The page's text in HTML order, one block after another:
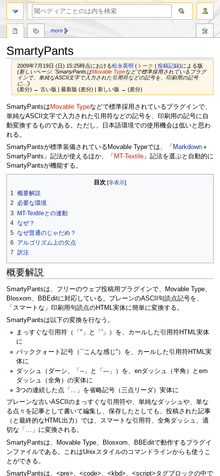
SmartyPants
2009年7月19日 (日) 15:25時点における松永英明 ( トーク | 投稿記録)による版
(新しいページ: 'SmartyPantsはMovable Typeなどで標準採用されているプラグ
インで、単純なASCII文字で入力された引用符などの記号を、印刷用の記号
に...')
(差分) ← 古い版 | 最新版 (差分) | 新しい版 → (差分)
ナ
ビ
ゲ
ー
シ
ョ
ン
動
検
索
に
移
動
SmartyPantsは Movable Typeなどで標準採用されているプラグインで、
単純なASCII文字で入力された引用符などの記号を、印刷用の記号に自
動変換するものである。ただし、日本語環境での使用機会は低いと思わ
れる。
SmartyPantsが標準装備されているMovable Typeでは、「 Markdown＋
SmartyPants」記法が使えるほか、「 MT-Textile」記法を選ぶと自動的に
SmartyPantsが機能する。
目次
1 概要解説
2
必要な環境
3
MT-Textileとの連動
4 なぜ？
5 なぜ普通のじゃだめ？
6
アルゴリズム上の欠点
7 訳注
概要解説
SmartyPantsは、フリーのウェブ投稿用プラグインで、Movable Type、
Blosxom、BBEditに対応している。プレーンのASCII句読点記号を、
「スマートな」印刷用句読点のHTML実体に簡単に変換する。
SmartyPantsは以下の変換を行なう。
まっすぐな引用符（「"」と「'」）を、カールした引用符HTML実体
に
バッククォート記号（``こんな感じ''）を、カールした引用符HTML実
体に
ダッシュ（ダーシ、「--」と「---」）を、enダッシュ（半角）とem
ダッシュ（全角）の実体に
3つの連続した点「...」を省略記号（三点リーダ）実体に
プレーンな古いASCIIのまっすぐな引用符や、単純なダッシュや、単な
る点々を記事として書いて編集し、保存したとしても、投稿された記事
（と最終的なHTML出力）では、スマートな引用符、全角ダッシュ、適
切な「…」に変換される。
SmartyPantsは、Movable Type、Blosxom、BBEditで動作するプラグイ
ンファイルである。これはUnixスタイルのコマンドラインからも使うこ
とができる。
SmartyPantsは、<pre>、<code>、<kbd>、<script>タグブロックの中で
more